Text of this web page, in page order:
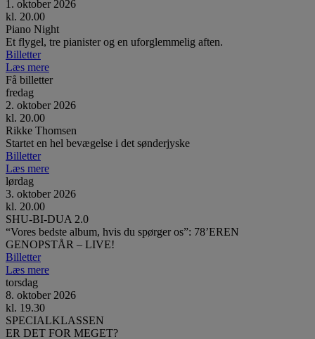
1. oktober 2026
kl. 20.00
Piano Night
Et flygel, tre pianister og en uforglemmelig aften.
Billetter
Læs mere
Få billetter
fredag
2. oktober 2026
kl. 20.00
Rikke Thomsen
Startet en hel bevægelse i det sønderjyske
Billetter
Læs mere
lørdag
3. oktober 2026
kl. 20.00
SHU-BI-DUA 2.0
“Vores bedste album, hvis du spørger os”: 78’EREN
GENOPSTÅR – LIVE!
Billetter
Læs mere
torsdag
8. oktober 2026
kl. 19.30
SPECIALKLASSEN
ER DET FOR MEGET?